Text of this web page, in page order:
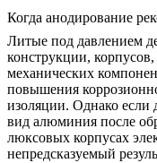
Когда анодирование
Литые под давлением
конструкции,
механических
повышения
изоляции. Однако если
вид алюминия после
люксовых корпусах
непредсказуемый